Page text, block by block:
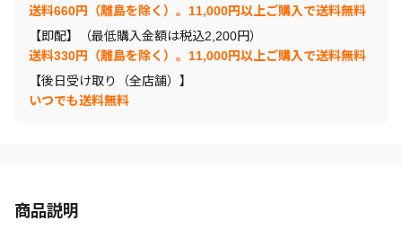
送料660円（離島を除く）。11,000円以上ご購入で送料無料
【即配】（最低購入金額は税込2,200円）
送料330円（離島を除く）。11,000円以上ご購入で送料無料
【後日受け取り（全店舗）】
いつでも送料無料
商品説明